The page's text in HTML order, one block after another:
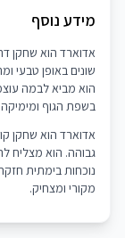
מידע נוסף
אדוארד הוא שחקן
שונים באופן טבעי
הוא מביא לבמה
בשפת הגוף
אדוארד הוא שחקן
גבוהה. הוא מצליח
נוכחות בימתית
מקורי ומצחיק.